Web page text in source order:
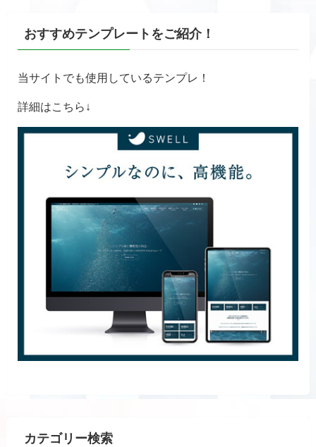
おすすめテンプレートをご紹介！
当サイトでも使用しているテンプレ！
詳細はこちら↓
カテゴリー検索